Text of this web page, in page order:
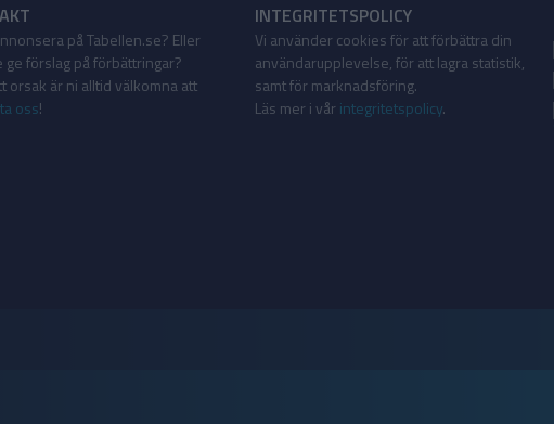
på Tabellen.se? Eller
ge förslag på förbättringar?
orsak är ni alltid välkomna att
oss!
INTEGRITETSPOLICY
Vi använder cookies för att förbättra din
användarupplevelse, för att lagra statistik,
samt för marknadsföring.
Läs mer i vår integritetspolicy.